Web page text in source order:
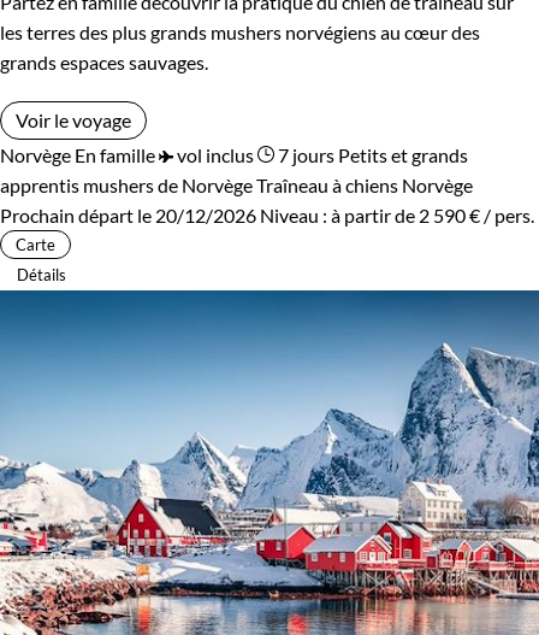
les terres des plus grands mushers norvégiens au cœur des
grands espaces sauvages.
Voir le voyage
Norvège En famille vol inclus 7 jours Petits et grands
apprentis mushers de NorvègeTraîneau à chiens Norvège
Prochain départ le 20/12/2026 Niveau : à partir de 2 590 € / pers.
Carte
Détails